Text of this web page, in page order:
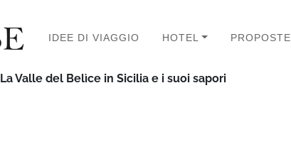
IDEE DI VIAGGIO HOTEL PROPOSTE
La Valle del Belìce in Sicilia e i suoi sapori